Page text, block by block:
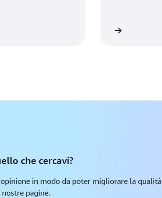
che cercavi?
opinione in modo da poter migliorare la qualità
pagine.